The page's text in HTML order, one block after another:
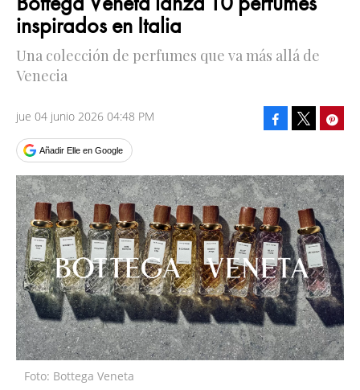
inspirados en Italia
Una colección de perfumes que va más allá de
Venecia
jue 04 junio 2026 04:48 PM
Añadir Elle en Google
Facebook
Foto: Bottega Veneta